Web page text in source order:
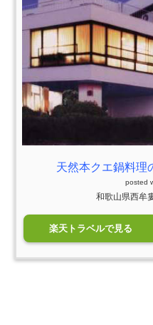
天然本クエ鍋料
posted
和歌山県西牟
楽天トラベルで見る